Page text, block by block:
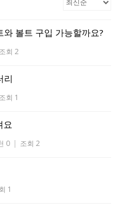
볼트 구입 가능할까요?
조회 2
리
조회 1
요
0 | 조회 2
1